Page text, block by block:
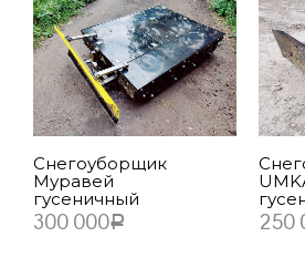
Снегоуборщик
Муравей
гусеничный
300 000Р 250